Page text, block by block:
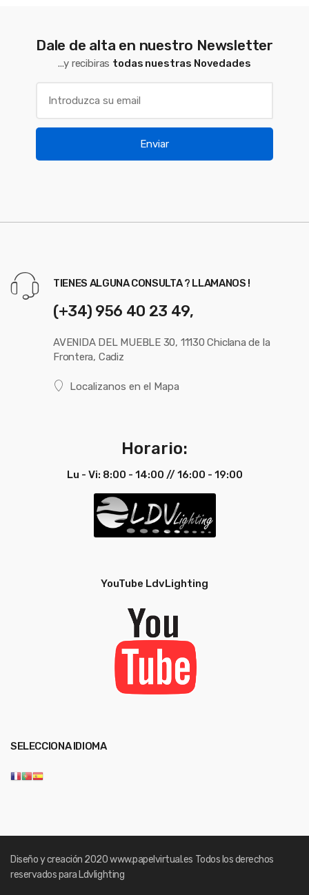
Dale de alta en nuestro Newsletter
...y recibiras todas nuestras Novedades
Enviar
TIENES ALGUNA CONSULTA ? LLAMANOS !
(+34) 956 40 23 49,
AVENIDA DEL MUEBLE 30, 11130 Chiclana de la
Frontera, Cadiz
Localizanos en el Mapa
Horario:
Lu - Vi: 8:00 - 14:00 // 16:00 - 19:00
YouTube LdvLighting
SELECCIONA IDIOMA
Diseño y creación 2020www.papelvirtual.es Todos los derechos
reservados para Ldvlighting